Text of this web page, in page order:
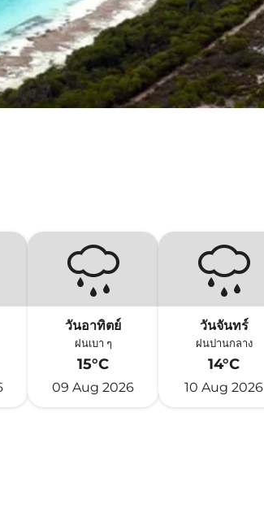
วันอาทิตย์
ฝนเบา ๆ
15°C
09 Aug 2026
วันจันทร์
ฝนปานกลาง
14°C
10 Aug 2026